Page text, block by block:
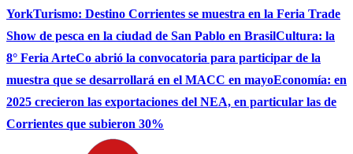
YorkTurismo: Destino Corrientes se muestra en la Feria Trade
Show de pesca en la ciudad de San Pablo en BrasilCultura: la
8° Feria ArteCo abrió la convocatoria para participar de la
muestra que se desarrollará en el MACC en mayoEconomía: en
2025 crecieron las exportaciones del NEA, en particular las de
Corrientes que subieron 30%